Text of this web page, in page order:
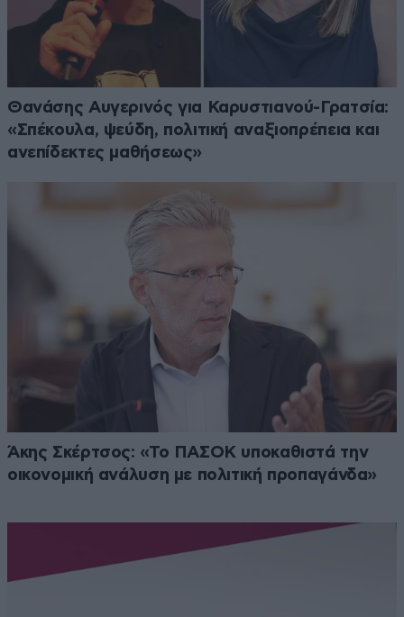
Θανάσης Αυγερινός για Καρυστιανού-Γρατσία:
«Σπέκουλα, ψεύδη, πολιτική αναξιοπρέπεια και
ανεπίδεκτες μαθήσεως»
Άκης Σκέρτσος: «Το ΠΑΣΟΚ υποκαθιστά την
οικονομική ανάλυση με πολιτική προπαγάνδα»